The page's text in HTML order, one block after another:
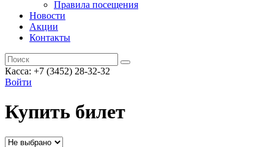
Правила посещения
Новости
Акции
Контакты
Касса: +7 (3452) 28-32-32
Войти
Купить билет